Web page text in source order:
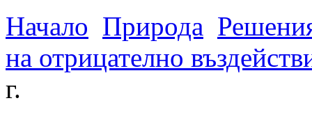
Начало Природа
на отрицателно
г.